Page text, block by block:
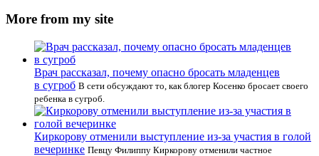
More from my site
Врач рассказал, почему опасно бросать младенцев
в сугроб В сети обсуждают то, как блогер Косенко бросает своего
ребенка в сугроб.
Киркорову отменили выступление из-за участия в голой
вечеринке Певцу Филиппу Киркорову отменили частное